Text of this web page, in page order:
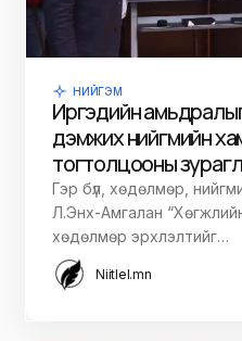
НИЙГЭМ
Иргэдийн
дэмжих нийгмийн
тогтолцооны
Гэр бүл, хөдөлмөр,
Л.Энх-Амгалан
хөдөлмөр эрхлэлтийг…
Niitlel.mn